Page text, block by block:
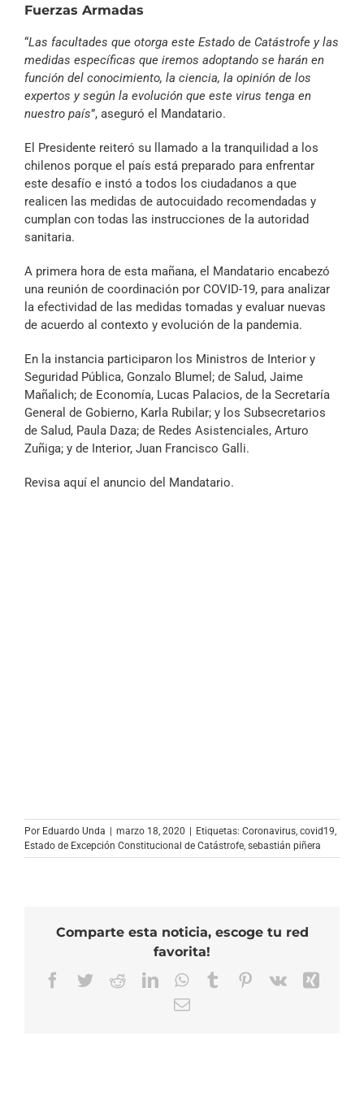
Fuerzas Armadas
“Las facultades que otorga este Estado de Catástrofe y las
medidas específicas que iremos adoptando se harán en
función del conocimiento, la ciencia, la opinión de los
expertos y según la evolución que este virus tenga en
nuestro país”, aseguró el Mandatario.
El Presidente reiteró su llamado a la tranquilidad a los
chilenos porque el país está preparado para enfrentar
este desafío e instó a todos los ciudadanos a que
realicen las medidas de autocuidado recomendadas y
cumplan con todas las instrucciones de la autoridad
sanitaria.
A primera hora de esta mañana, el Mandatario encabezó
una reunión de coordinación por COVID-19, para analizar
la efectividad de las medidas tomadas y evaluar nuevas
de acuerdo al contexto y evolución de la pandemia.
En la instancia participaron los Ministros de Interior y
Seguridad Pública, Gonzalo Blumel; de Salud, Jaime
Mañalich; de Economía, Lucas Palacios, de la Secretaría
General de Gobierno, Karla Rubilar; y los Subsecretarios
de Salud, Paula Daza; de Redes Asistenciales, Arturo
Zuñiga; y de Interior, Juan Francisco Galli.
Revisa aquí el anuncio del Mandatario.
Por Eduardo Unda marzo 18, 2020 Etiquetas: Coronavirus, covid19,
Estado de Excepción Constitucional de Catástrofe, sebastián piñera
Comparte esta noticia, escoge tu red
favorita!
Facebook
TwitterRedditLinkedInWhatsApp
TumblrPinterest
Vk
Correo